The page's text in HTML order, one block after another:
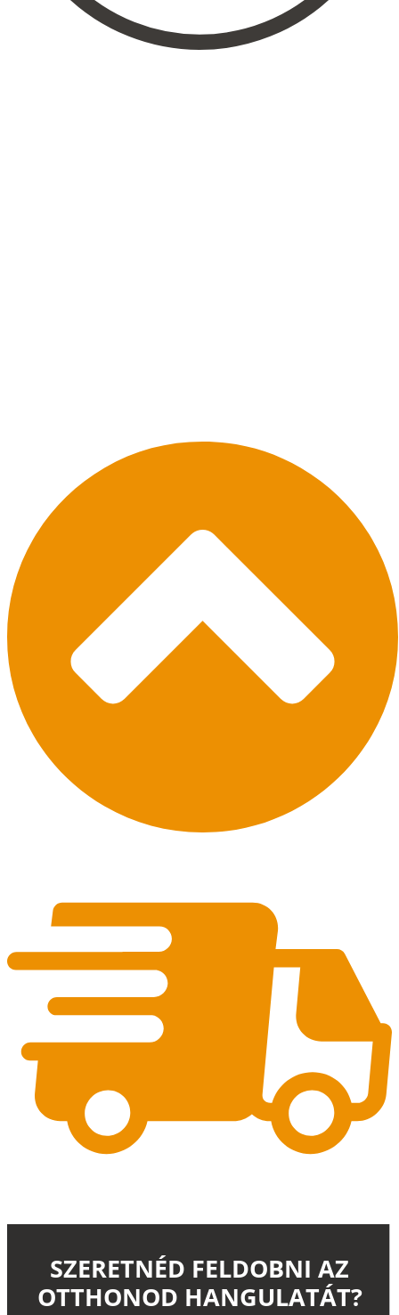
SZERETNÉD FELDOBNI AZ
OTTHONOD HANGULATÁT?